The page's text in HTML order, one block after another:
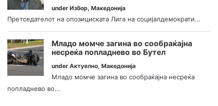
under Избор, Македонија
Претседателот на опозициската Лига на социјалдемократи...
Младо момче загина во сообраќајна
несреќа попладнево во Бутел
under Актуелно, Македонија
Младо момче загина во сообраќајна несреќа
попладнево во...